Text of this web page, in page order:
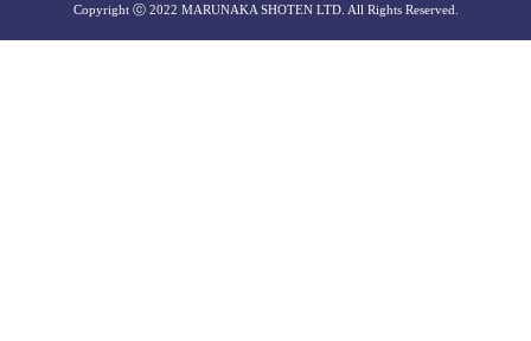
Copyright ⓒ 2022 MARUNAKA SHOTEN LTD. All Rights Reserved.